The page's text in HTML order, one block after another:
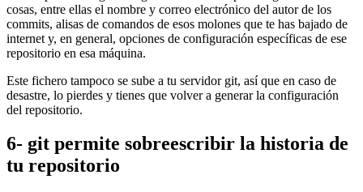
cosas, entre ellas el nombre y correo electrónico del autor de los
commits, alisas de comandos de esos molones que te has bajado de
internet y, en general, opciones de configuración específicas de ese
repositorio en esa máquina.
Este fichero tampoco se sube a tu servidor git, así que en caso de
desastre, lo pierdes y tienes que volver a generar la configuración
del repositorio.
6- git permite sobreescribir la historia de
tu repositorio